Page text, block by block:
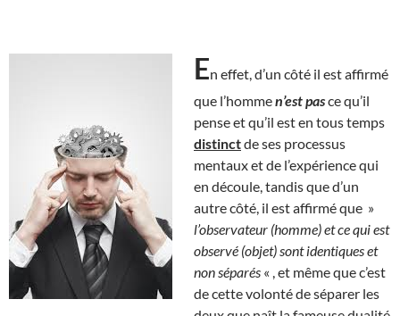
En effet, d’un côté il est affirmé
que l’hommen’est pasce qu’il
pense et qu’il est en tous temps
distinctde ses processus
mentaux et de l’expérience qui
en découle, tandis que d’un
autre côté, il est affirmé que »
l’observateur (homme) et ce qui est
observé (objet) sont identiques et
non séparés « , et même que c’est
de cette volonté de séparer les